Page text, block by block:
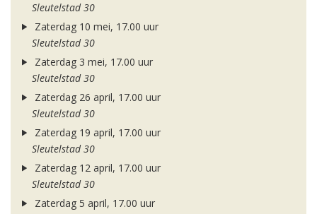
Sleutelstad 30
Zaterdag 10 mei, 17.00 uur
Sleutelstad 30
Zaterdag 3 mei, 17.00 uur
Sleutelstad 30
Zaterdag 26 april, 17.00 uur
Sleutelstad 30
Zaterdag 19 april, 17.00 uur
Sleutelstad 30
Zaterdag 12 april, 17.00 uur
Sleutelstad 30
Zaterdag 5 april, 17.00 uur